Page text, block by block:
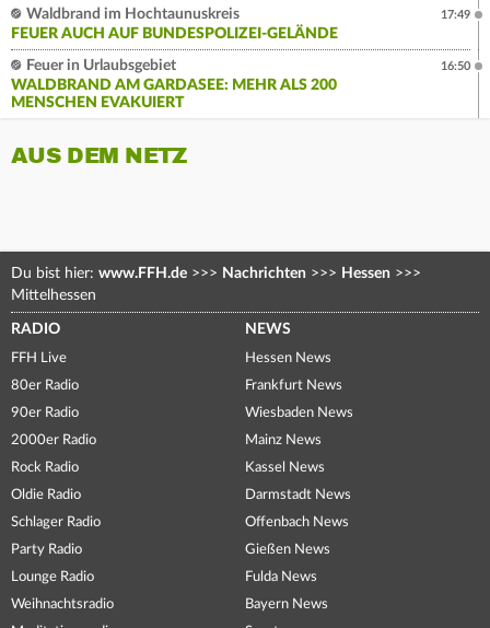
Waldbrand im Hochtaunuskreis
FEUER AUCH AUF BUNDESPOLIZEI-GELÄNDE
17:49
Feuer in Urlaubsgebiet
WALDBRAND AM GARDASEE: MEHR ALS 200
MENSCHEN EVAKUIERT
16:50
AUS DEM NETZ
Du bist hier: www.FFH.de >>> Nachrichten >>> Hessen >>>
Mittelhessen
RADIO
FFH Live
80er Radio
90er Radio
2000er Radio
Rock Radio
Oldie Radio
Schlager Radio
Party Radio
Lounge Radio
Weihnachtsradio
NEWS
Hessen News
Frankfurt News
Wiesbaden News
Mainz News
Kassel News
Darmstadt News
Offenbach News
Gießen News
Fulda News
Bayern News